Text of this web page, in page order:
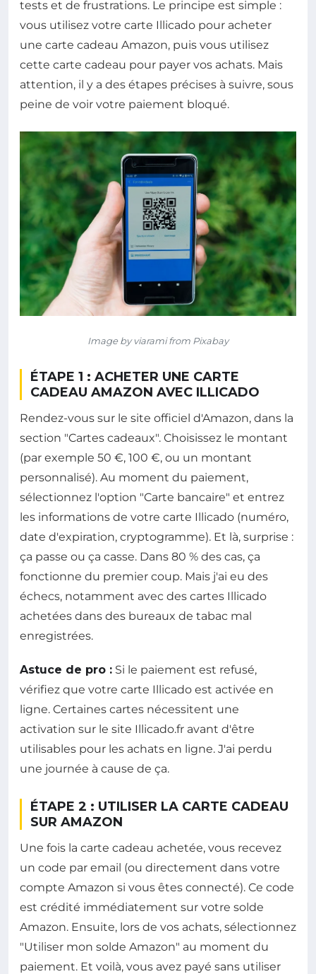
tests et de frustrations. Le principe est simple :
vous utilisez votre carte Illicado pour acheter
une carte cadeau Amazon, puis vous utilisez
cette carte cadeau pour payer vos achats. Mais
attention, il y a des étapes précises à suivre, sous
peine de voir votre paiement bloqué.
Image by viarami from Pixabay
ÉTAPE 1 : ACHETER UNE CARTE
CADEAU AMAZON AVEC ILLICADO
Rendez-vous sur le site officiel d'Amazon, dans la
section "Cartes cadeaux". Choisissez le montant
(par exemple 50 €, 100 €, ou un montant
personnalisé). Au moment du paiement,
sélectionnez l'option "Carte bancaire" et entrez
les informations de votre carte Illicado (numéro,
date d'expiration, cryptogramme). Et là, surprise :
ça passe ou ça casse. Dans 80 % des cas, ça
fonctionne du premier coup. Mais j'ai eu des
échecs, notamment avec des cartes Illicado
achetées dans des bureaux de tabac mal
enregistrées.
Astuce de pro : Si le paiement est refusé,
vérifiez que votre carte Illicado est activée en
ligne. Certaines cartes nécessitent une
activation sur le site Illicado.fr avant d'être
utilisables pour les achats en ligne. J'ai perdu
une journée à cause de ça.
ÉTAPE 2 : UTILISER LA CARTE CADEAU
SUR AMAZON
Une fois la carte cadeau achetée, vous recevez
un code par email (ou directement dans votre
compte Amazon si vous êtes connecté). Ce code
est crédité immédiatement sur votre solde
Amazon. Ensuite, lors de vos achats, sélectionnez
"Utiliser mon solde Amazon" au moment du
paiement. Et voilà, vous avez payé sans utiliser